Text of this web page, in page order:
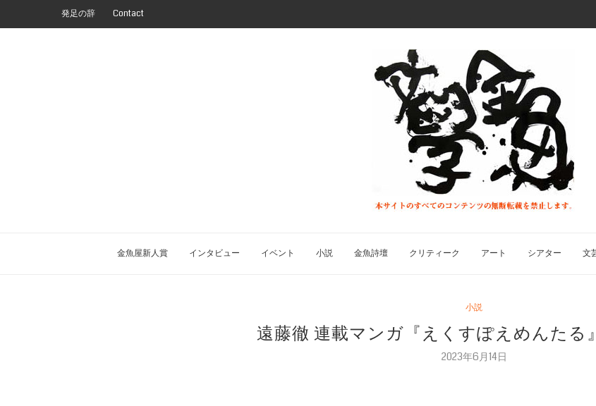
発足の辞 Contact
金魚屋新人賞 インタビュー イベント 小説 金魚詩壇 クリティーク アート シアター 文
小説
遠藤徹 連載マンガ『えくすぽえめんたる
2023年6月14日